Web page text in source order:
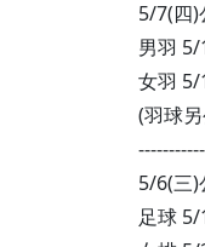
5/7(四)
男羽 5/
女羽 5/
(羽球
5/6(三)
足球